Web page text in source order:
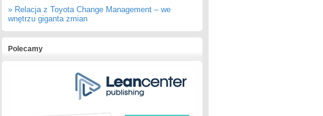
» Relacja z Toyota Change Management – we
wnętrzu giganta zmian
Polecamy